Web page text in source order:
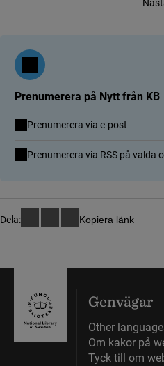
Prenumerera på Nytt från KB
Prenumerera via e-post
Prenumerera via RSS på valda
Dela: Kopiera länk
Genvägar
Other
Om kakor på
Tyck till om